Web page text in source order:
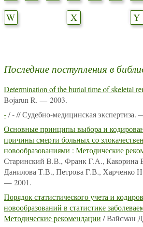
W
X Y
Последние поступления в
Determination of the burial time of skeletal
Bojarun R. — 2003.
-/ - // Судебно-медицинская
Основные принципы выбора и
причины смерти больных со
новообразованиями : Методические
Старинский В.В., Франк Г.А., Какорина
Данилова Т.В., Петрова Г.В., Харченко
— 2001.
Порядок статистического учета и
новообразований в статистике
Методические рекомендации / Вайсман